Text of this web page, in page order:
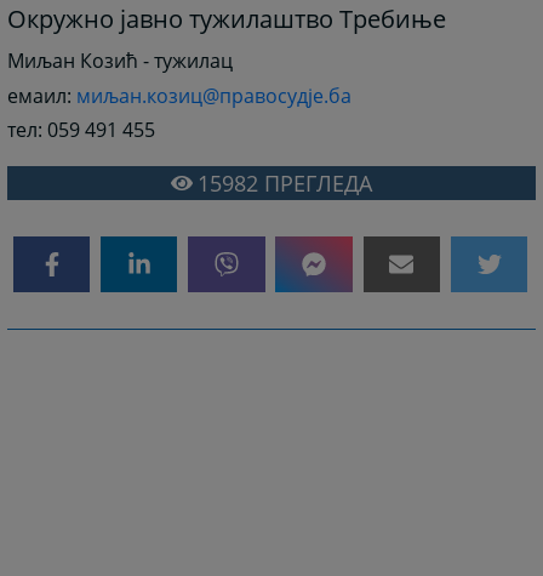
Окружно јавно тужилаштво Требиње
Миљан Козић - тужилац
емаил: миљан.козиц@правосудје.ба
тел: 059 491 455
15982 ПРЕГЛЕДА